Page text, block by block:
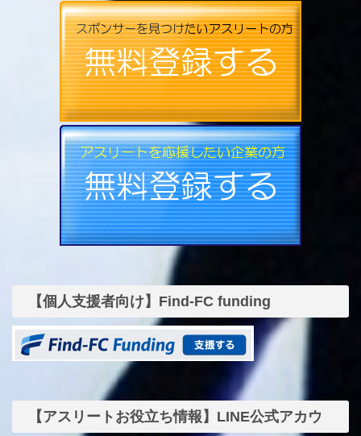
【個人支援者向け】Find-FC funding
【アスリートお役立ち情報】LINE公式アカウ